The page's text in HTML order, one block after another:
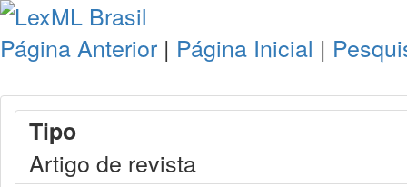
Página Anterior | Página Inicial |
Tipo
Artigo de revista